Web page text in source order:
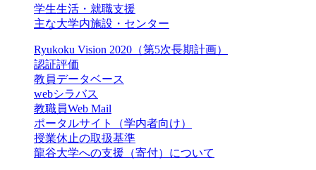
学生生活・就職支援
主な大学内施設・センター
Ryukoku Vision 2020（第5次長期計画）
認証評価
教員データベース
webシラバス
教職員Web Mail
ポータルサイト（学内者向け）
授業休止の取扱基準
龍谷大学への支援（寄付）について